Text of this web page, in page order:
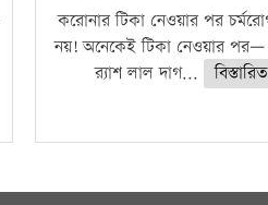
করোনার টিকা নেওয়ার পর
নয়! অনেকেই টিকা নেওয়ার পর—
র‍্যাশ লাল দাগ...
বিস্তারিত